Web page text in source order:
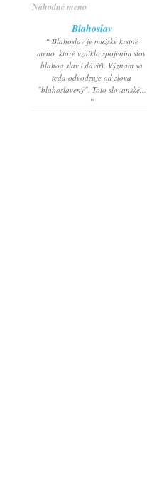
Náhodné meno
Blahoslav
“ Blahoslav je mužské krstné
meno, ktoré vzniklo spojením slov
blahoa slav (sláviť). Význam sa
teda odvodzuje od slova
"blahoslavený". Toto slovanské...
”